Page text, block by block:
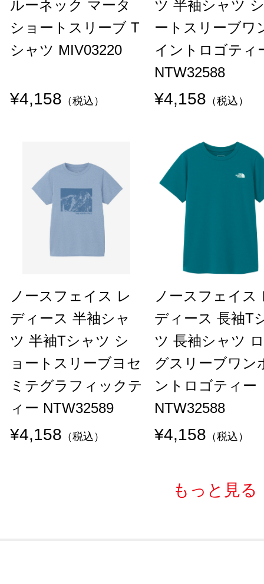
ルーネック マータ
ショートスリーブ T
シャツ MIV03220
¥4,158 （税込）
ツ 半袖シャツ
ートスリーブワ
イントロゴティ
NTW32588
¥4,158 （税込）
ノースフェイス レ
ディース 半袖シャ
ツ 半袖Tシャツ シ
ョートスリーブヨセ
ミテグラフィックテ
ィー NTW32589
¥4,158 （税込）
ノースフェイス
ディース 長袖T
ツ 長袖シャツ
グスリーブワン
ントロゴティー
NTW32588
¥4,158 （税込）
もっと見る